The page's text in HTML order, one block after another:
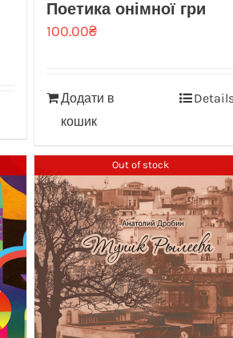
Поетика онімної гри
100.00₴
Додати в
кошик
Out of stock